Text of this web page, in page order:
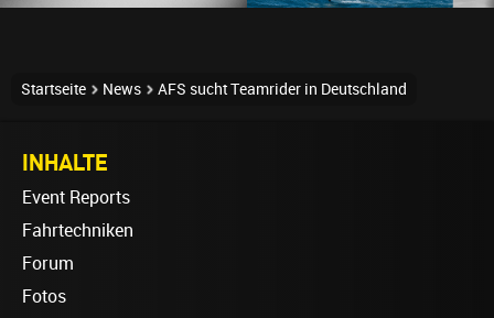
Startseite News AFS sucht Teamrider in Deutschland
INHALTE
Event Reports
Fahrtechniken
Forum
Fotos